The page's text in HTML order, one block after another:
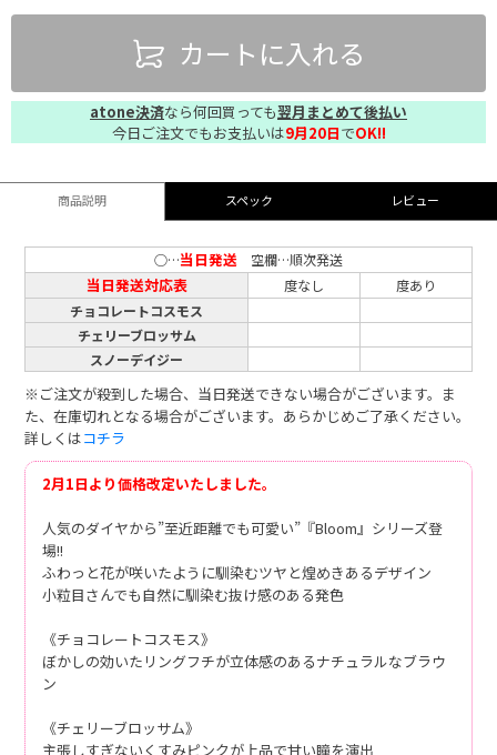
カートに入れる
atone決済なら何回買っても翌月まとめて後払い
今日ご注文でもお支払いは9月20日でOK!!
商品説明 スペック レビュー
○…当日発送 空欄…順次発送
当日発送対応表 度なし
度あり
チョコレートコスモス
チェリーブロッサム
スノーデイジー
※ご注文が殺到した場合、当日発送できない場合がございます。ま
た、在庫切れとなる場合がございます。あらかじめご了承ください。
詳しくはコチラ
2月1日より価格改定いたしました。
人気のダイヤから”至近距離でも可愛い”『Bloom』シリーズ登
場!!
ふわっと花が咲いたように馴染むツヤと煌めきあるデザイン
小粒目さんでも自然に馴染む抜け感のある発色
《チョコレートコスモス》
ぼかしの効いたリングフチが立体感のあるナチュラルなブラウ
ン
《チェリーブロッサム》
主張しすぎないくすみピンクが上品で甘い瞳を演出